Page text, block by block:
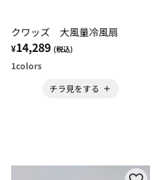
クワッズ 大風量冷風扇
¥14,289 (税込)
1colors
チラ見をする